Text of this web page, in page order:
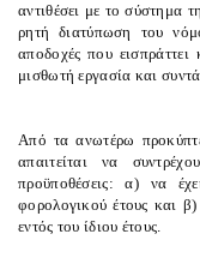
αντιθέσει με το σύστημα
ρητή διατύπωση του
αποδοχές που
μισθωτή εργασία και
Από τα ανωτέρω
απαιτείται να
προϋποθέσεις: α) να
φορολογικού έτους και
εντός του ίδιου έτους.